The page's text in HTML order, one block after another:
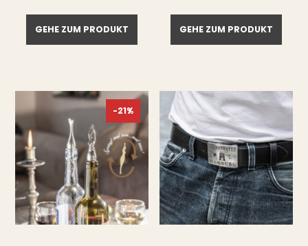
GEHE ZUM PRODUKT GEHE ZUM PRODUKT
-21%